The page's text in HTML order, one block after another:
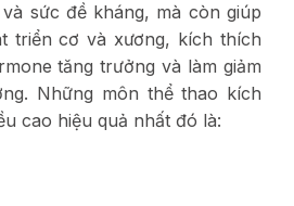
sức đề kháng, mà còn giúp
triển cơ và xương, kích thích
tăng trưởng và làm giảm
Những môn thể thao kích
cao hiệu quả nhất đó là: